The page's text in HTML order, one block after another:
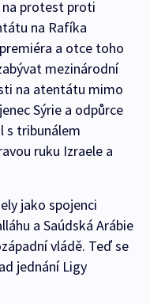
na protest proti
na Rafíka
a otce toho
mezinárodní
na atentátu mimo
Sýrie a odpůrce
s tribunálem
ruku Izraele a
jako spojenci
a Saúdská Arábie
vládě. Teď se
jednání Ligy